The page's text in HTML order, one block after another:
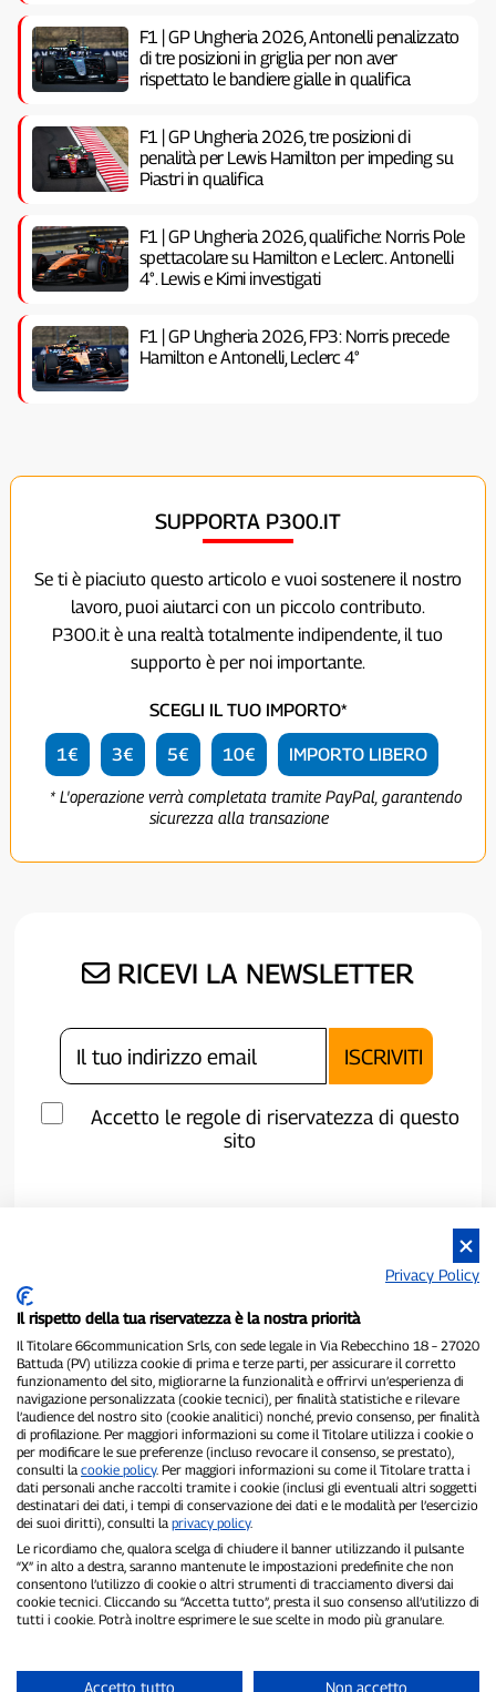
F1 | GP Ungheria 2026, Antonelli penalizzato
di tre posizioni in griglia per non aver
rispettato le bandiere gialle in qualifica
F1 | GP Ungheria 2026, tre posizioni di
penalità per Lewis Hamilton per impeding su
Piastri in qualifica
F1 | GP Ungheria 2026, qualifiche: Norris Pole
spettacolare su Hamilton e Leclerc. Antonelli
4°. Lewis e Kimi investigati
F1 | GP Ungheria 2026, FP3: Norris precede
Hamilton e Antonelli, Leclerc 4°
SUPPORTA P300.IT
Se ti è piaciuto questo articolo e vuoi sostenere il nostro
lavoro, puoi aiutarci con un piccolo contributo.
P300.it è una realtà totalmente indipendente, il tuo
supporto è per noi importante.
SCEGLI IL TUO IMPORTO*
1€ 3€ 5€ 10€ IMPORTO LIBERO
* L'operazione verrà completata tramite PayPal, garantendo
sicurezza alla transazione
RICEVI LA NEWSLETTER
Accetto le regole di riservatezza di questo
sito
P300.it è una Testata Giornalistica indipendente
Registrazione numero 1/2021 del 1/2/2021 - Tribunale di Pavia
Proprietario ed editore:66communication Srls- P.IVA
02798890188
Direttore Responsabile:Alessandro Secchi- Vicedirettore:Federico
Benedusi
Privacy Policy-Cookie Policy
"Se è successo davvero, lo trovi su P300.it"
Copyright © P300.it 2012-2026
Privacy Policy
Il rispetto della tua riservatezza è la nostra priorità
Il Titolare 66communication Srls, con sede legale in Via Rebecchino 18 – 27020
Battuda (PV) utilizza cookie di prima e terze parti, per assicurare il corretto
funzionamento del sito, migliorarne la funzionalità e offrirvi un’esperienza di
navigazione personalizzata (cookie tecnici), per finalità statistiche e rilevare
l’audience del nostro sito (cookie analitici) nonché, previo consenso, per finalità
di profilazione. Per maggiori informazioni su come il Titolare utilizza i cookie o
per modificare le sue preferenze (incluso revocare il consenso, se prestato),
consulti la cookie policy. Per maggiori informazioni su come il Titolare tratta i
dati personali anche raccolti tramite i cookie (inclusi gli eventuali altri soggetti
destinatari dei dati, i tempi di conservazione dei dati e le modalità per l’esercizio
dei suoi diritti), consulti la privacy policy.
Le ricordiamo che, qualora scelga di chiudere il banner utilizzando il pulsante
“X” in alto a destra, saranno mantenute le impostazioni predefinite che non
consentono l’utilizzo di cookie o altri strumenti di tracciamento diversi dai
cookie tecnici. Cliccando su “Accetta tutto”, presta il suo consenso all’utilizzo di
tutti i cookie. Potrà inoltre esprimere le sue scelte in modo più granulare.
Accetto tutto Non accetto